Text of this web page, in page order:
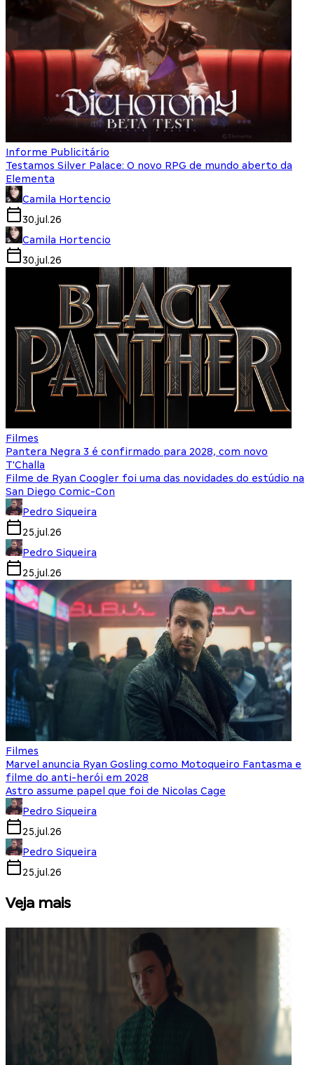
Informe Publicitário
Testamos Silver Palace: O novo RPG de mundo aberto da
Elementa
Camila Hortencio
30.jul.26
Camila Hortencio
30.jul.26
Filmes
Pantera Negra 3 é confirmado para 2028, com novo
T'Challa
Filme de Ryan Coogler foi uma das novidades do estúdio na
San Diego Comic-Con
Pedro Siqueira
25.jul.26
Pedro Siqueira
25.jul.26
Filmes
Marvel anuncia Ryan Gosling como Motoqueiro Fantasma e
filme do anti-herói em 2028
Astro assume papel que foi de Nicolas Cage
Pedro Siqueira
25.jul.26
Pedro Siqueira
25.jul.26
Veja mais